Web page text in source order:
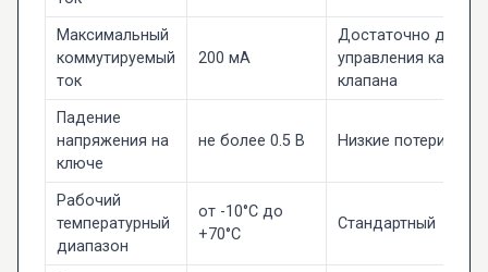
Максимальный
коммутируемый
ток
200 мА
Достаточно для
управления
клапана
Падение
напряжения на
ключе
не более 0.5 В Низкие потери
Рабочий
температурный
диапазон
от -10°C до
+70°C
Стандартный